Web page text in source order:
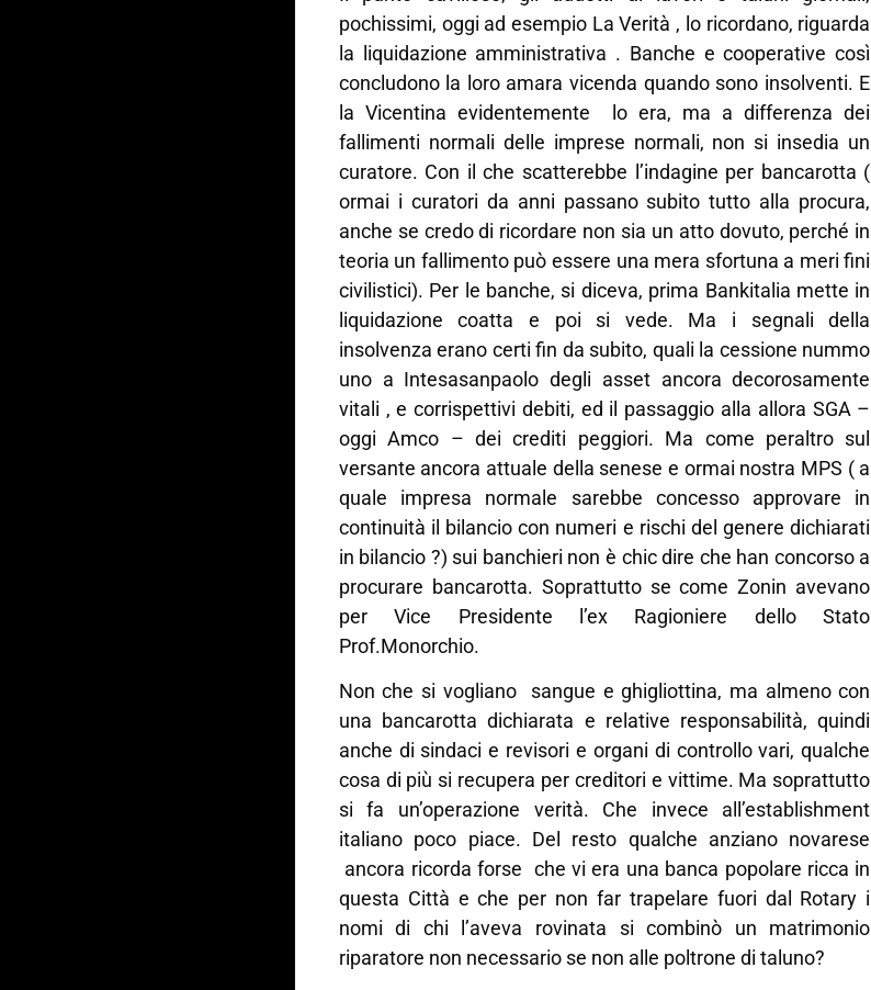
pochissimi, oggi ad esempio La Verità , lo ricordano, riguarda
la liquidazione amministrativa . Banche e cooperative così
concludono la loro amara vicenda quando sono insolventi. E
la Vicentina evidentemente lo era, ma a differenza dei
fallimenti normali delle imprese normali, non si insedia un
curatore. Con il che scatterebbe l’indagine per bancarotta (
ormai i curatori da anni passano subito tutto alla procura,
anche se credo di ricordare non sia un atto dovuto, perché in
teoria un fallimento può essere una mera sfortuna a meri fini
civilistici). Per le banche, si diceva, prima Bankitalia mette in
liquidazione coatta e poi si vede. Ma i segnali della
insolvenza erano certi fin da subito, quali la cessione nummo
uno a Intesasanpaolo degli asset ancora decorosamente
vitali , e corrispettivi debiti, ed il passaggio alla allora SGA –
oggi Amco – dei crediti peggiori. Ma come peraltro sul
versante ancora attuale della senese e ormai nostra MPS ( a
quale impresa normale sarebbe concesso approvare in
continuità il bilancio con numeri e rischi del genere dichiarati
in bilancio ?) sui banchieri non è chic dire che han concorso a
procurare bancarotta. Soprattutto se come Zonin avevano
per Vice Presidente l’ex Ragioniere dello Stato
Prof.Monorchio.
Non che si vogliano sangue e ghigliottina, ma almeno con
una bancarotta dichiarata e relative responsabilità, quindi
anche di sindaci e revisori e organi di controllo vari, qualche
cosa di più si recupera per creditori e vittime. Ma soprattutto
si fa un’operazione verità. Che invece all’establishment
italiano poco piace. Del resto qualche anziano novarese
ancora ricorda forse che vi era una banca popolare ricca in
questa Città e che per non far trapelare fuori dal Rotary i
nomi di chi l’aveva rovinata si combinò un matrimonio
riparatore non necessario se non alle poltrone di taluno?